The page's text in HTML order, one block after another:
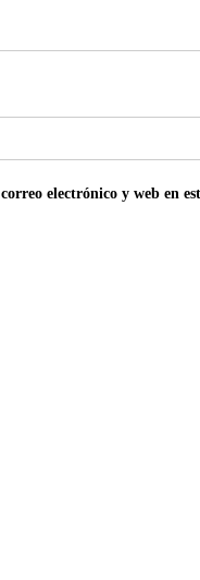
electrónico y web en